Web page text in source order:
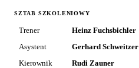
SZTAB SZKOLENIOWY
Trener
Heinz Fuchsbichler
Asystent
Gerhard Schweitzer
Kierownik
Rudi Zauner